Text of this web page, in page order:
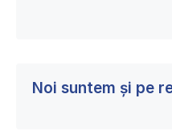
Noi suntem și pe